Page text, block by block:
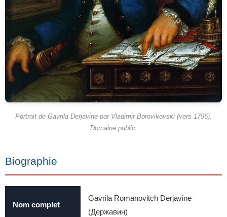
Portrait de Gavrila Derjavine par Vladimir Borovikovski (vers 1795).
Domaine public.
Biographie
Nom complet
Gavrila Romanovitch Derjavine
(Державин)